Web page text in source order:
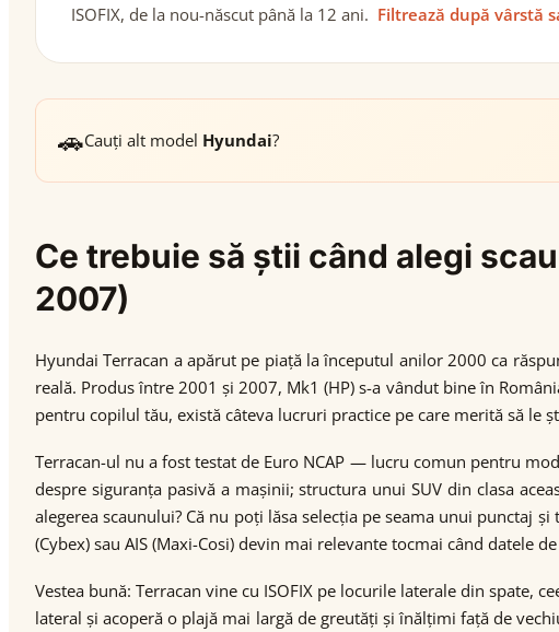
ISOFIX, de la nou-născut până la 12 ani. Filtrează după vârstă
🚗Cauți alt model Hyundai?
Ce trebuie să știi când alegi
2007)
Hyundai Terracan a apărut pe piață la începutul anilor 2000 ca
reală. Produs între 2001 și 2007, Mk1 (HP) s-a vândut bine în
pentru copilul tău, există câteva lucruri practice pe care merită să le
Terracan-ul nu a fost testat de Euro NCAP — lucru comun pentru
despre siguranța pasivă a mașinii; structura unui SUV din clasa
alegerea scaunului? Că nu poți lăsa selecția pe seama unui punctaj
(Cybex) sau AIS (Maxi-Cosi) devin mai relevante tocmai când datele
Vestea bună: Terracan vine cu ISOFIX pe locurile laterale din spate,
lateral și acoperă o plajă mai largă de greutăți și înălțimi față de